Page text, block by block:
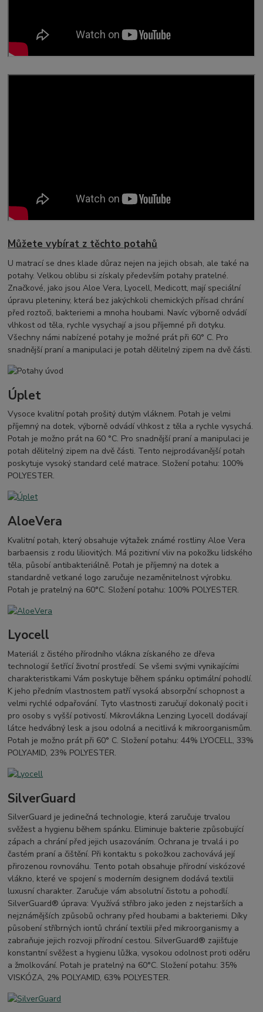
Můžete vybírat z těchto potahů
U matrací se dnes klade důraz nejen na jejich obsah, ale také na
potahy. Velkou oblibu si získaly především potahy pratelné.
Značkové, jako jsou Aloe Vera, Lyocell, Medicott, mají speciální
úpravu pleteniny, která bez jakýchkoli chemických přísad chrání
před roztoči, bakteriemi a mnoha houbami. Navíc výborně odvádí
vlhkost od těla, rychle vysychají a jsou příjemné při dotyku.
Všechny námi nabízené potahy je možné prát při 60° C. Pro
snadnější praní a manipulaci je potah dělitelný zipem na dvě části.
Úplet
Vysoce kvalitní potah prošitý dutým vláknem. Potah je velmi
příjemný na dotek, výborně odvádí vlhkost z těla a rychle vysychá.
Potah je možno prát na 60 °C. Pro snadnější praní a manipulaci je
potah dělitelný zipem na dvě části. Tento nejprodávanější potah
poskytuje vysoký standard celé matrace. Složení potahu: 100%
POLYESTER.
AloeVera
Kvalitní potah, který obsahuje výtažek známé rostliny Aloe Vera
barbaensis z rodu liliovitých. Má pozitivní vliv na pokožku lidského
těla, působí antibakteriálně. Potah je příjemný na dotek a
standardně vetkané logo zaručuje nezaměnitelnost výrobku.
Potah je pratelný na 60°C. Složení potahu: 100% POLYESTER.
Lyocell
Materiál z čistého přírodního vlákna získaného ze dřeva
technologií šetřící životní prostředí. Se všemi svými vynikajícími
charakteristikami Vám poskytuje během spánku optimální pohodlí.
K jeho předním vlastnostem patří vysoká absorpční schopnost a
velmi rychlé odpařování. Tyto vlastnosti zaručují dokonalý pocit i
pro osoby s vyšší potivostí. Mikrovlákna Lenzing Lyocell dodávají
látce hedvábný lesk a jsou odolná a necitlivá k mikroorganismům.
Potah je možno prát při 60° C. Složení potahu: 44% LYOCELL, 33%
POLYAMID, 23% POLYESTER.
SilverGuard
SilverGuard je jedinečná technologie, která zaručuje trvalou
svěžest a hygienu během spánku. Eliminuje bakterie způsobující
zápach a chrání před jejich usazováním. Ochrana je trvalá i po
častém praní a čištění. Při kontaktu s pokožkou zachovává její
přirozenou rovnováhu. Tento potah obsahuje přírodní viskózové
vlákno, které ve spojení s moderním designem dodává textilii
luxusní charakter. Zaručuje vám absolutní čistotu a pohodlí.
SilverGuard® úprava: Využívá stříbro jako jeden z nejstarších a
nejznámějších způsobů ochrany před houbami a bakteriemi. Díky
působení stříbrných iontů chrání textilii před mikroorganismy a
zabraňuje jejich rozvoji přírodní cestou. SilverGuard® zajišťuje
konstantní svěžest a hygienu lůžka, vysokou odolnost proti oděru
a žmolkování. Potah je pratelný na 60°C. Složení potahu: 35%
VISKÓZA, 2% POLYAMID, 63% POLYESTER.